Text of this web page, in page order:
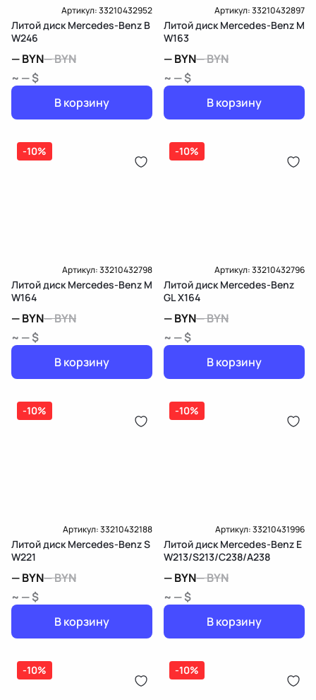
Артикул:33210432952
Литой диск Mercedes-Benz B
W246
—BYN—BYN
~ — $
В корзину
Артикул:33210432897
Литой диск Mercedes-Benz M
W163
—BYN—BYN
~ — $
В корзину
-10%
Артикул:33210432798
Литой диск Mercedes-Benz M
W164
—BYN—BYN
~ — $
В корзину
-10%
Артикул:33210432796
Литой диск Mercedes-Benz
GL X164
—BYN—BYN
~ — $
В корзину
-10%
Артикул:33210432188
Литой диск Mercedes-Benz S
W221
—BYN—BYN
~ — $
В корзину
-10%
Артикул:33210431996
Литой диск Mercedes-Benz E
W213/S213/C238/A238
—BYN—BYN
~ — $
В корзину
-10% -10%